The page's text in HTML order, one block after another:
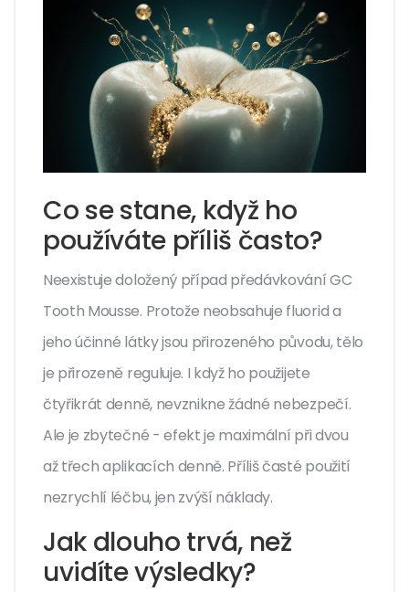
Co se stane, když ho
používáte příliš často?
Neexistuje doložený případ předávkování GC
Tooth Mousse. Protože neobsahuje fluorid a
jeho účinné látky jsou přirozeného původu, tělo
je přirozeně reguluje. I když ho použijete
čtyřikrát denně, nevznikne žádné nebezpečí.
Ale je zbytečné - efekt je maximální při dvou
až třech aplikacích denně. Příliš časté použití
nezrychlí léčbu, jen zvýší náklady.
Jak dlouho trvá, než
uvidíte výsledky?